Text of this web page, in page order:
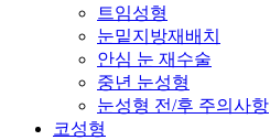
트임성형
눈밑지방재배치
안심 눈 재수술
중년 눈성형
눈성형 전/후 주의사항
코성형